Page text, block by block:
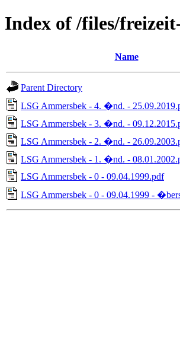
Index of /files/
Name
Parent Directory
LSG Ammersbek - 4. �nd. -
LSG Ammersbek - 3. �nd. -
LSG Ammersbek - 2. �nd. -
LSG Ammersbek - 1. �nd. -
LSG Ammersbek - 0 - 09.04.1999.pdf
LSG Ammersbek - 0 - 09.04.1999 -